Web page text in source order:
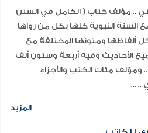
.. مؤلف كتاب ( الكامل في السنن
السنة النبوية كلها بكل من رواها
ألفاظها ومتونها المختلفة مع
الأحاديث وفيه أربعة وستون ألف
.. ومؤلف مئات الكتب والأجزاء
.. ...
المزيد